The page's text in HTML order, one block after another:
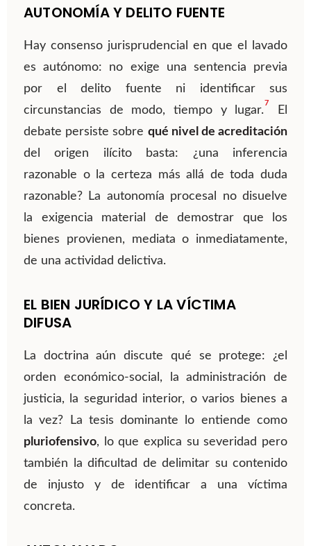
AUTONOMÍA Y DELITO FUENTE
Hay consenso jurisprudencial en que el lavado
es autónomo: no exige una sentencia previa
por el delito fuente ni identificar sus
circunstancias de modo, tiempo y lugar.
7
El
debate persiste sobre qué nivel de acreditación
del origen ilícito basta: ¿una inferencia
razonable o la certeza más allá de toda duda
razonable? La autonomía procesal no disuelve
la exigencia material de demostrar que los
bienes provienen, mediata o inmediatamente,
de una actividad delictiva.
EL BIEN JURÍDICO Y LA VÍCTIMA
DIFUSA
La doctrina aún discute qué se protege: ¿el
orden económico-social, la administración de
justicia, la seguridad interior, o varios bienes a
la vez? La tesis dominante lo entiende como
pluriofensivo, lo que explica su severidad pero
también la dificultad de delimitar su contenido
de injusto y de identificar a una víctima
concreta.